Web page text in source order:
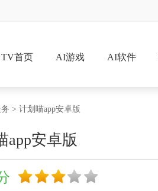
TV首页 AI游戏 AI软件
> 计划喵app安卓版
app安卓版